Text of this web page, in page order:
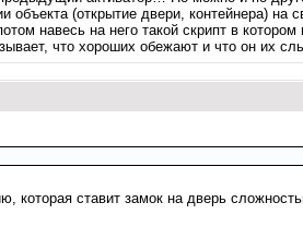
объекта (открытие двери, контейнера)
навесь на него такой скрипт в
что хороших обежают и что он их
которая ставит замок на дверь